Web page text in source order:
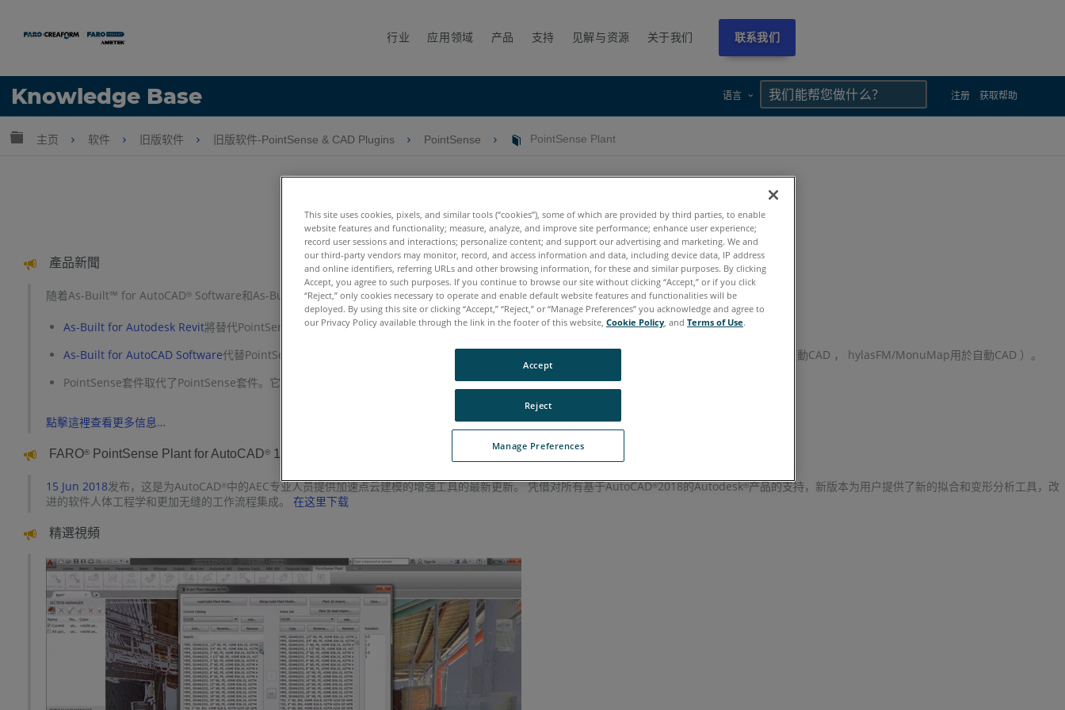
行业 应用领域 产品 支持 见解与资源 关于我们 联系我们
Knowledge Base 语言 注册 获取帮助
语言
扩展/隐缩全局层次
主页 软件 旧版软件 旧版软件-PointSense & CAD Plugins PointSense PointSense Plant
PointSense Plant
產品新聞
随着As-Built™ for AutoCAD® Software和As-Built™ for Autodesk Revit®2018年的发布 2018年， FARO®使PointSense和相關插件遺產地位。
As-Built for Autodesk Revit將替代PointSense for Revit 。它包含以前的PointSense for Revit所有功能。
As-Built for AutoCAD Software代替PointSense for AutoCAD以及其他FARO自動CAD插件（ TachyCAD/DistToPlan的自動CAD ，PhoToPlan用於自動CAD ， hylasFM/MonuMap用於自動CAD ）。
PointSense套件取代了PointSense套件。它包含用於Auto CAD的自建CAD和用於Revit的竣工。
點擊這裡查看更多信息…
FARO® PointSense Plant for AutoCAD® 18.5.9.27511
15 Jun 2018发布，这是为AutoCAD®中的AEC专业人员提供加速点云建模的增强工具的最新更新。 凭借对所有基于AutoCAD®2018的Autodesk®产品的支持，新版本为用户提供了新的拟合和变形分析工具，改
进的软件人体工程学和更加无缝的工作流程集成。 在这里下载
精選視頻
This site uses cookies, pixels, and similar tools (“cookies”), some of which are provided by third parties, to enable
website features and functionality; measure, analyze, and improve site performance; enhance user experience;
record user sessions and interactions; personalize content; and support our advertising and marketing. We and
our third-party vendors may monitor, record, and access information and data, including device data, IP address
and online identifiers, referring URLs and other browsing information, for these and similar purposes. By clicking
Accept, you agree to such purposes. If you continue to browse our site without clicking “Accept,” or if you click
“Reject,” only cookies necessary to operate and enable default website features and functionalities will be
deployed. By using this site or clicking “Accept,” “Reject,” or “Manage Preferences” you acknowledge and agree to
our Privacy Policy available through the link in the footer of this website, Cookie Policy, and Terms of Use.
Manage Preferences
Reject
Accept